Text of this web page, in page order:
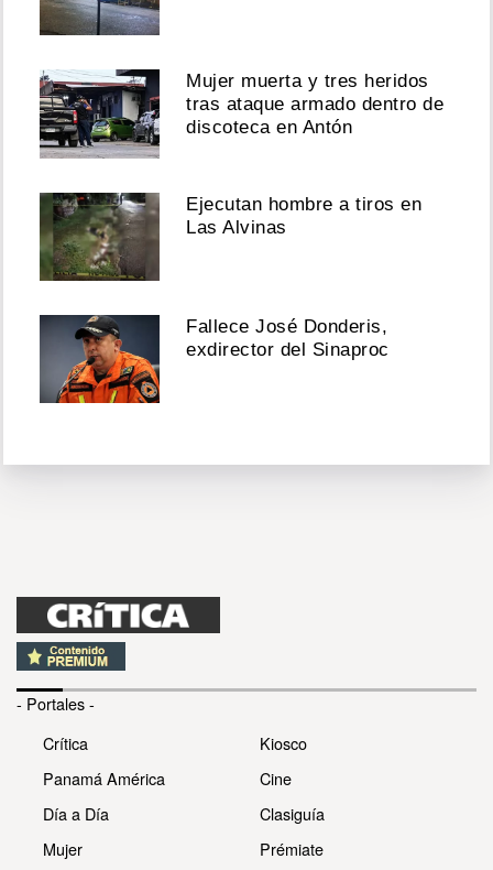
Mujer muerta y tres heridos
tras ataque armado dentro de
discoteca en Antón
Ejecutan hombre a tiros en
Las Alvinas
Fallece José Donderis,
exdirector del Sinaproc
- Portales -
Crítica
Panamá América
Día a Día
Mujer
Kiosco
Cine
Clasiguía
Prémiate